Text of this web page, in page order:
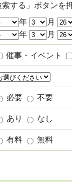
する」ボタンを
年 月
年
月
催事・イベント
必要 不要
あり なし
有料 無料